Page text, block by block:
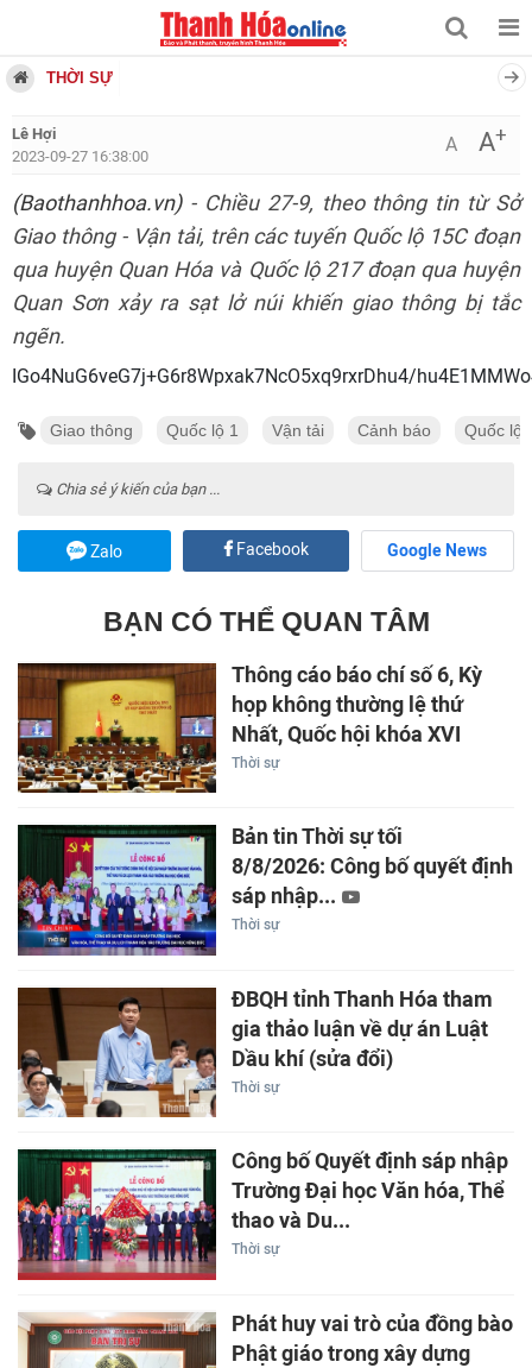
THỜI SỰ
Lê Hợi
2023-09-27 16:38:00
A A+
(Baothanhhoa.vn)- Chiều 27-9, theo thông tin từ Sở
Giao thông - Vận tải, trên các tuyến Quốc lộ 15C đoạn
qua huyện Quan Hóa và Quốc lộ 217 đoạn qua huyện
Quan Sơn xảy ra sạt lở núi khiến giao thông bị tắc
ngẽn.
IGo4NuG6veG7j+G6r8Wpxak7NcO5xq9rxrDhu4/
Giao thông Quốc lộ 1 Vận tải Cảnh báo Quốc lộ
Chia sẻ ý kiến của bạn ...
Zalo Facebook Google News
BẠN CÓ THỂ QUAN TÂM
Thông cáo báo chí số 6, Kỳ
họp không thường lệ thứ
Nhất, Quốc hội khóa XVI
Thời sự
Bản tin Thời sự tối
8/8/2026: Công bố quyết định
sáp nhập...
Thời sự
ĐBQH tỉnh Thanh Hóa tham
gia thảo luận về dự án Luật
Dầu khí (sửa đổi)
Thời sự
Công bố Quyết định sáp nhập
Trường Đại học Văn hóa, Thể
thao và Du...
Thời sự
Phát huy vai trò của đồng bào
Phật giáo trong xây dựng